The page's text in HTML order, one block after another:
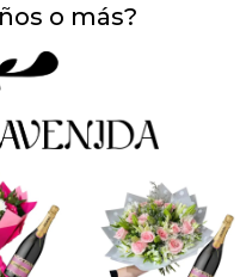
o más?